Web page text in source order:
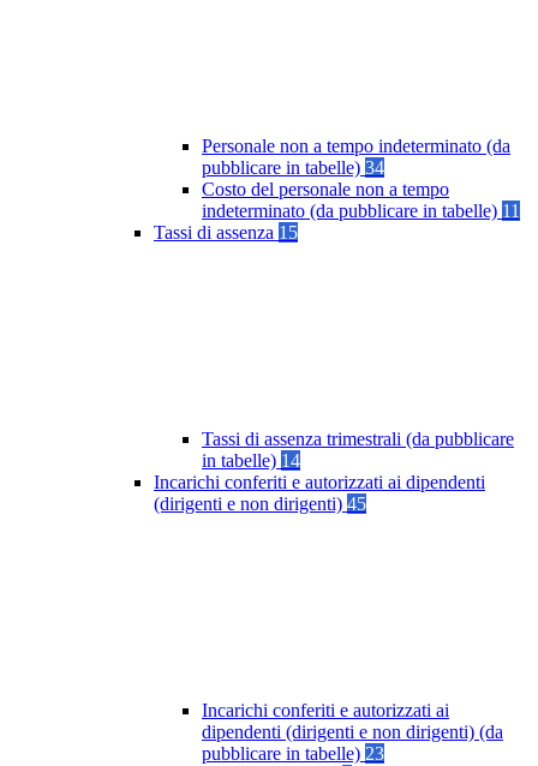
Personale non a tempo indeterminato (da
pubblicare in tabelle) 34
Costo del personale non a tempo
indeterminato (da pubblicare in tabelle) 11
Tassi di assenza 15
Tassi di assenza trimestrali (da pubblicare
in tabelle) 14
Incarichi conferiti e autorizzati ai dipendenti
(dirigenti e non dirigenti) 45
Incarichi conferiti e autorizzati ai
dipendenti (dirigenti e non dirigenti) (da
pubblicare in tabelle) 23